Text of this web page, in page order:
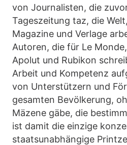
von Journalisten, die
Tageszeitung taz, die
Magazine und Verlage
Autoren, die für Le
Apolut und Rubikon
Arbeit und Kompetenz
von Unterstützern und
gesamten Bevölkerung,
Mäzene gäbe, die
ist damit die einzige
staatsunabhängige